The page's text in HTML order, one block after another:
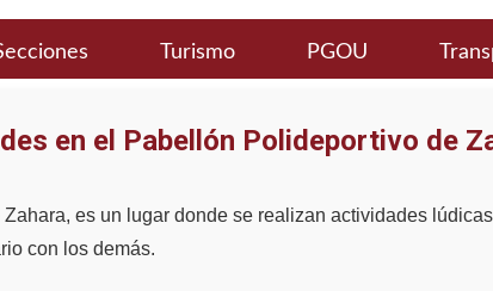
Turismo PGOU
en el Pabellón Polideportivo de
es un lugar donde se realizan actividades
con los demás.